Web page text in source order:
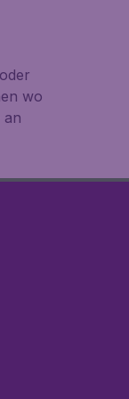
wo
an